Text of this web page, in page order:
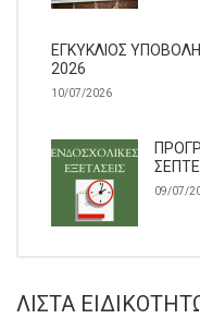
ΕΓΚΥΚΛΙΟΣ
2026
10/07/2026
09/07/
ΛΊΣΤΑ